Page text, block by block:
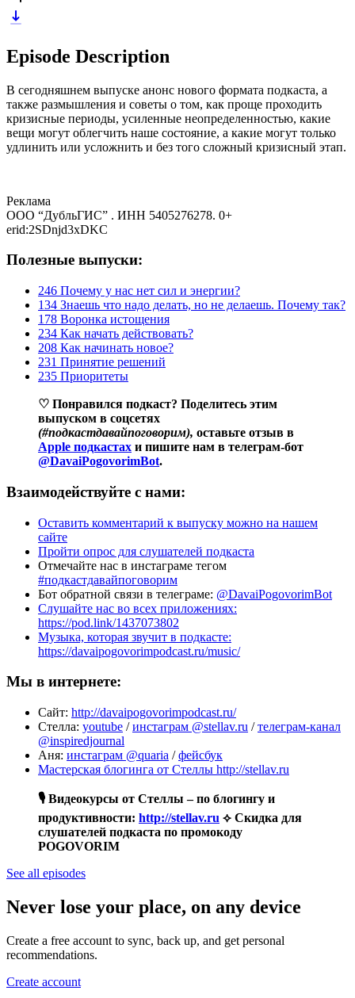
Episode Description
В сегодняшнем выпуске анонс нового формата подкаста, а
также размышления и советы о том, как проще проходить
кризисные периоды, усиленные неопределенностью, какие
вещи могут облегчить наше состояние, а какие могут только
удлинить или усложнить и без того сложный кризисный этап.
Реклама
ООО “ДубльГИС” . ИНН 5405276278. 0+
erid:2SDnjd3xDKC
Полезные выпуски:
246 Почему у нас нет сил и энергии?
134 Знаешь что надо делать, но не делаешь. Почему так?
178 Воронка истощения
234 Как начать действовать?
208 Как начинать новое?
231 Принятие решений
235 Приоритеты
♡ Понравился подкаст? Поделитесь этим
выпуском в соцсетях
(#подкастдавайпоговорим), оставьте отзыв в
Apple подкастах и пишите нам в телеграм-бот
@DavaiPogovorimBot.
Взаимодействуйте с нами:
Оставить комментарий к выпуску можно на нашем
сайте
Пройти опрос для слушателей подкаста
Отмечайте нас в инстаграме тегом
#подкастдавайпоговорим
Бот обратной связи в телеграме: @DavaiPogovorimBot
Слушайте нас во всех приложениях:
https://pod.link/1437073802
Музыка, которая звучит в подкасте:
https://davaipogovorimpodcast.ru/music/
Мы в интернете:
Сайт: http://davaipogovorimpodcast.ru/
Стелла: youtube /инстаграм @stellav.ru /телеграм-канал
@inspiredjournal
Аня: инстаграм @quaria /фейсбук
Мастерская блогинга от Стеллы http://stellav.ru
🎙️ Видеокурсы от Стеллы – по блогингу и
продуктивности: http://stellav.ru ⟡ Скидка для
слушателей подкаста по промокоду
POGOVORIM
See all episodes
Never lose your place, on any device
Create a free account to sync, back up, and get personal
recommendations.
Create account